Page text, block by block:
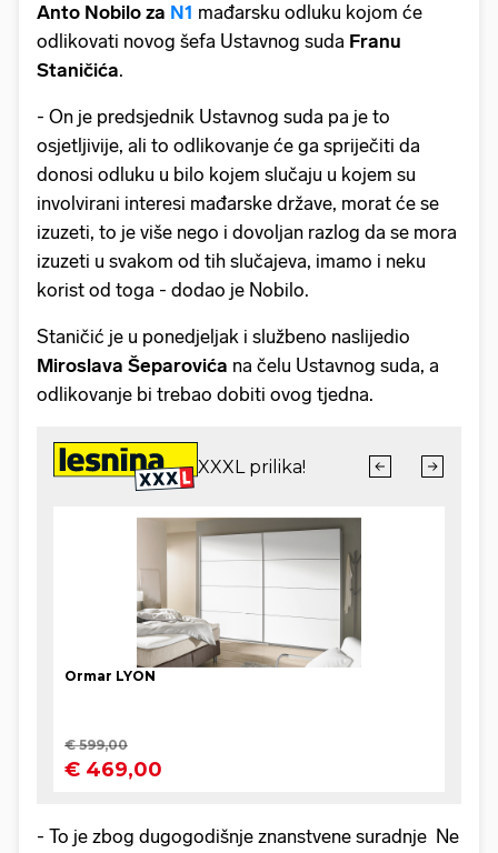
Anto Nobilo za N1 mađarsku odluku kojom će
odlikovati novog šefa Ustavnog suda Franu
Staničića.
- On je predsjednik Ustavnog suda pa je to
osjetljivije, ali to odlikovanje će ga spriječiti da
donosi odluku u bilo kojem slučaju u kojem su
involvirani interesi mađarske države, morat će se
izuzeti, to je više nego i dovoljan razlog da se mora
izuzeti u svakom od tih slučajeva, imamo i neku
korist od toga - dodao je Nobilo.
Staničić je u ponedjeljak i službeno naslijedio
Miroslava Šeparovića na čelu Ustavnog suda, a
odlikovanje bi trebao dobiti ovog tjedna.
- To je zbog dugogodišnje znanstvene suradnje Ne